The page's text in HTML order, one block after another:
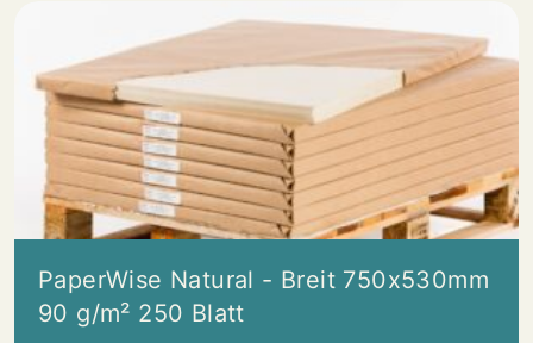
PaperWise Natural - Breit 750x530mm
90 g/m² 250 Blatt